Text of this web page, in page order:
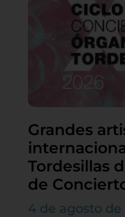
Grandes
Tordesillas
de
4 de agosto de